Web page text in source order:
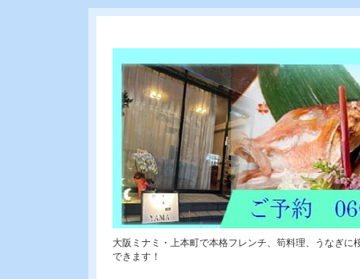
大阪ミナミ・上本町で本格フレンチ、筍料理、うなぎ
できます！